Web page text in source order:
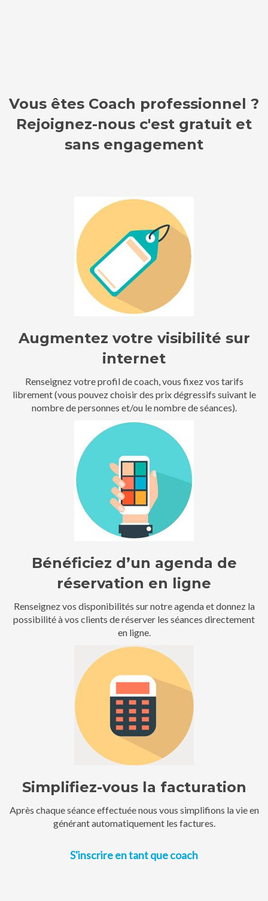
Vous êtes Coach professionnel ?
Rejoignez-nous c'est gratuit et
sans engagement
Augmentez votre visibilité sur
internet
Renseignez votre profil de coach, vous fixez vos tarifs
librement (vous pouvez choisir des prix dégressifs suivant le
nombre de personnes et/ou le nombre de séances).
Bénéficiez d’un agenda de
réservation en ligne
Renseignez vos disponibilités sur notre agenda et donnez la
possibilité à vos clients de réserver les séances directement
en ligne.
Simplifiez-vous la facturation
Après chaque séance effectuée nous vous simplifions la vie en
générant automatiquement les factures.
S'inscrire en tant que coach